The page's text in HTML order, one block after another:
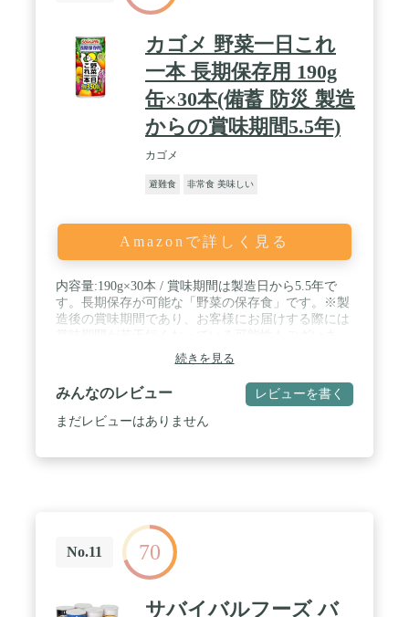
カゴメ 野菜一日これ
一本 長期保存用 190g
缶×30本(備蓄 防災 製造
からの賞味期間5.5年)
カゴメ
避難食 非常食 美味しい
Amazonで詳しく見る
内容量:190g×30本 / 賞味期間は製造日から5.5年で
す。長期保存が可能な「野菜の保存食」です。※製
造後の賞味期間であり、お客様にお届けする際には
す。 / 1缶に野菜1日分350g分をぎゅっと濃縮して使
用している / 商品サイズ(高さx奥行x
幅):110mmx325mmx268mm / カロリー(1本/190g当た
り):77kcal
続きを見る
みんなのレビュー レビューを書く
まだレビューはありません
No.11 70
サバイバルフーズ バ